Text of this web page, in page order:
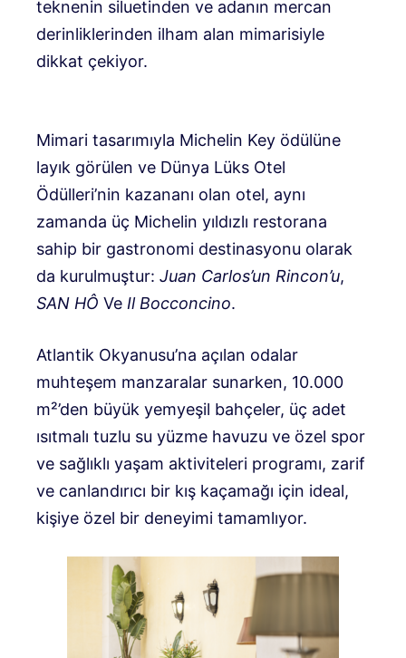
teknenin siluetinden ve adanın mercan
derinliklerinden ilham alan mimarisiyle
dikkat çekiyor.
Mimari tasarımıyla Michelin Key ödülüne
layık görülen ve Dünya Lüks Otel
Ödülleri’nin kazananı olan otel, aynı
zamanda üç Michelin yıldızlı restorana
sahip bir gastronomi destinasyonu olarak
da kurulmuştur: Juan Carlos’un Rincon’u,
SAN HÔ Ve Il Bocconcino.
Atlantik Okyanusu’na açılan odalar
muhteşem manzaralar sunarken, 10.000
m²’den büyük yemyeşil bahçeler, üç adet
ısıtmalı tuzlu su yüzme havuzu ve özel spor
ve sağlıklı yaşam aktiviteleri programı, zarif
ve canlandırıcı bir kış kaçamağı için ideal,
kişiye özel bir deneyimi tamamlıyor.